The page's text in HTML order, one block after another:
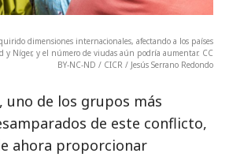
dimensiones internacionales, afectando a los países
y Níger, y el número de viudas aún podría aumentar. CC
BY-NC-ND / CICR / Jesús Serrano Redondo
uno de los grupos más
de este conflicto,
ahora proporcionar